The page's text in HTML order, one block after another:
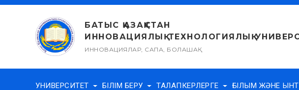
Skip
БАТЫС ҚАЗАҚСТАН
ИННОВАЦИЯЛЫҚ-ТЕХНОЛОГИЯЛЫҚ
ИННОВАЦИЯЛАР, САПА, БОЛАШАҚ
УНИВЕРСИТЕТ БІЛІМ БЕРУ ТАЛАПКЕРЛЕРГЕ ҒЫЛЫМ ЖӘНЕ